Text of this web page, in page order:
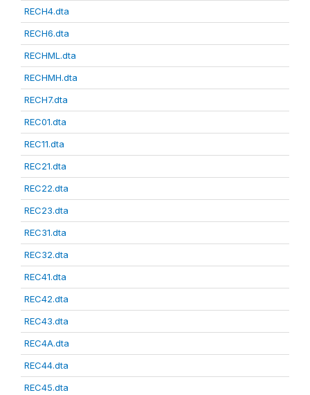
RECH4.dta
RECH6.dta
RECHML.dta
RECHMH.dta
RECH7.dta
REC01.dta
REC11.dta
REC21.dta
REC22.dta
REC23.dta
REC31.dta
REC32.dta
REC41.dta
REC42.dta
REC43.dta
REC4A.dta
REC44.dta
REC45.dta